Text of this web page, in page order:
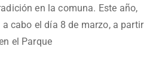
en la comuna. Este año,
cabo el día 8 de marzo, a partir
el Parque